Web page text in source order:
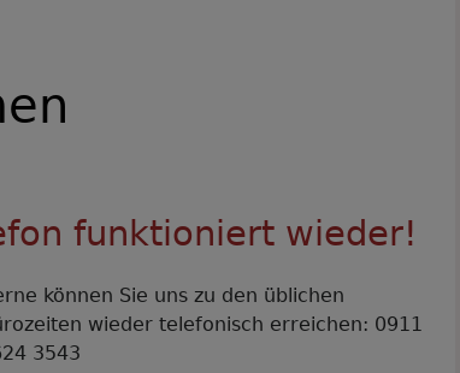
funktioniert wieder!
können Sie uns zu den üblichen
wieder telefonisch erreichen: 0911
3543